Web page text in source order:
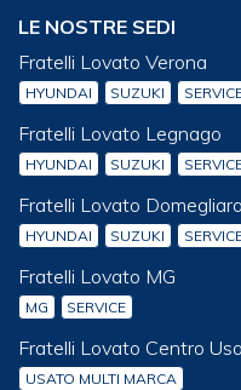
LE NOSTRE SEDI
Fratelli Lovato Verona
HYUNDAI SUZUKI
Fratelli Lovato Legnago
HYUNDAI SUZUKI
Fratelli Lovato Domegliara
HYUNDAI SUZUKI
Fratelli Lovato MG
MG SERVICE
Fratelli Lovato Centro
USATO MULTI MARCA